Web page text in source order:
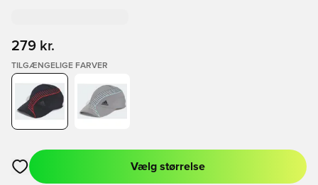
279 kr.
TILGÆNGELIGE FARVER
Åbner en Modal til at logge ind eller tilmelde dig som medlem
Vælg størrelse